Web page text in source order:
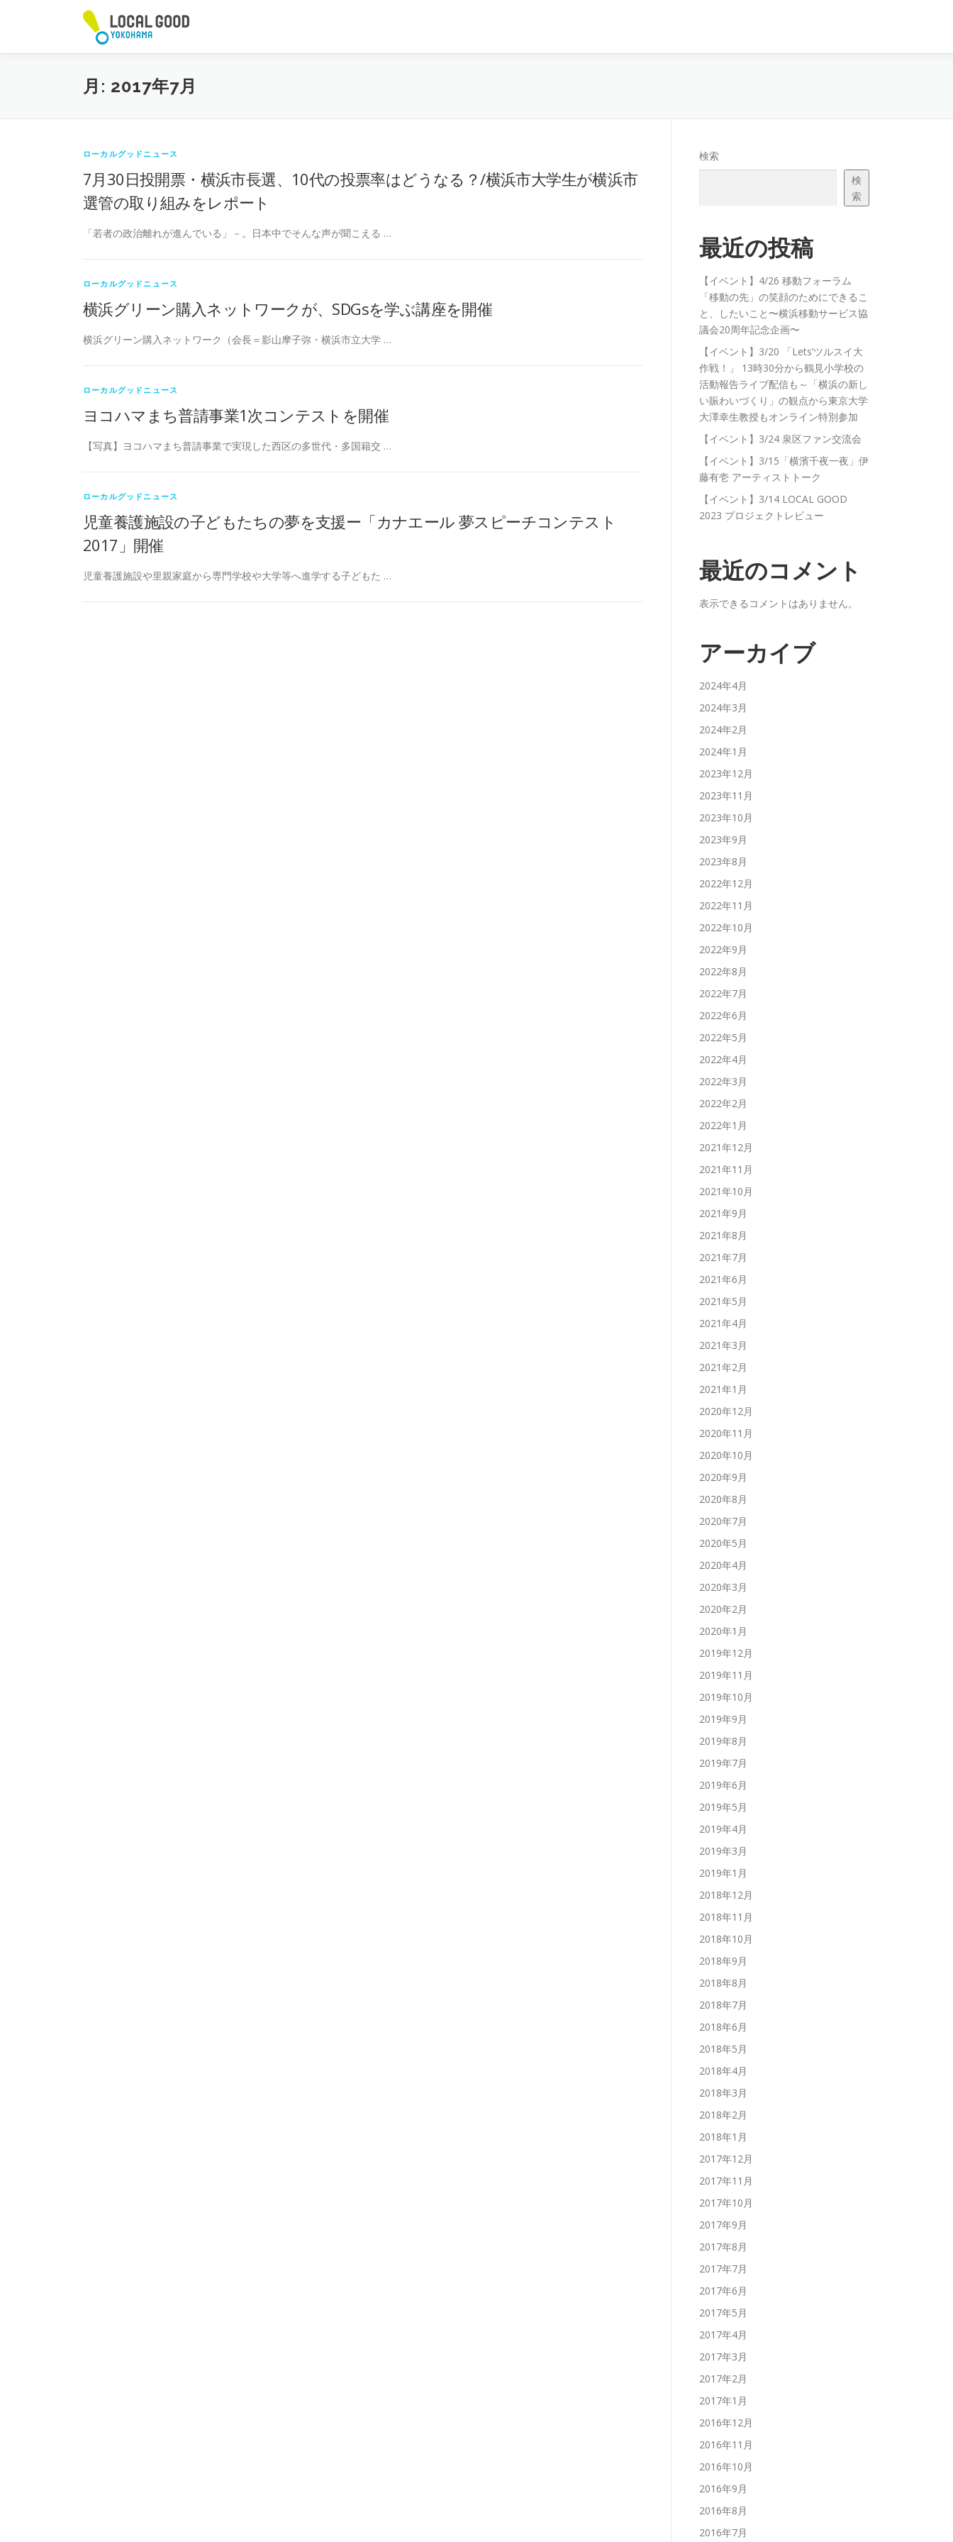
ン
月: 2017年7月
ローカルグッドニュース
7月30日投開票・横浜市長選、10代の投票率はどうなる？/横浜市大学生が横浜市
選管の取り組みをレポート
「若者の政治離れが進んでいる」－。日本中でそんな声が聞こえる …
ローカルグッドニュース
横浜グリーン購入ネットワークが、SDGsを学ぶ講座を開催
横浜グリーン購入ネットワーク（会長＝影山摩子弥・横浜市立大学 …
ローカルグッドニュース
ヨコハマまち普請事業1次コンテストを開催
【写真】ヨコハマまち普請事業で実現した西区の多世代・多国籍交 …
ローカルグッドニュース
児童養護施設の子どもたちの夢を支援ー「カナエール 夢スピーチコンテスト
2017」開催
児童養護施設や里親家庭から専門学校や大学等へ進学する子どもた …
検索
検
索
最近の投稿
【イベント】4/26 移動フォーラム
「移動の先」の笑顔のためにできるこ
と、したいこと〜横浜移動サービス協
議会20周年記念企画〜
【イベント】3/20 「Lets’ツルスイ大
作戦！」 13時30分から鶴見小学校の
活動報告ライブ配信も～「横浜の新し
い賑わいづくり」の観点から東京大学
大澤幸生教授もオンライン特別参加
【イベント】3/24 泉区ファン交流会
【イベント】3/15「横濱千夜一夜」伊
藤有壱 アーティストトーク
【イベント】3/14 LOCAL GOOD
2023 プロジェクトレビュー
最近のコメント
表示できるコメントはありません。
アーカイブ
2024年4月
2024年3月
2024年2月
2024年1月
2023年12月
2023年11月
2023年10月
2023年9月
2023年8月
2022年12月
2022年11月
2022年10月
2022年9月
2022年8月
2022年7月
2022年6月
2022年5月
2022年4月
2022年3月
2022年2月
2022年1月
2021年12月
2021年11月
2021年10月
2021年9月
2021年8月
2021年7月
2021年6月
2021年5月
2021年4月
2021年3月
2021年2月
2021年1月
2020年12月
2020年11月
2020年10月
2020年9月
2020年8月
2020年7月
2020年5月
2020年4月
2020年3月
2020年2月
2020年1月
2019年12月
2019年11月
2019年10月
2019年9月
2019年8月
2019年7月
2019年6月
2019年5月
2019年4月
2019年3月
2019年1月
2018年12月
2018年11月
2018年10月
2018年9月
2018年8月
2018年7月
2018年6月
2018年5月
2018年4月
2018年3月
2018年2月
2018年1月
2017年12月
2017年11月
2017年10月
2017年9月
2017年8月
2017年7月
2017年6月
2017年5月
2017年4月
2017年3月
2017年2月
2017年1月
2016年12月
2016年11月
2016年10月
2016年9月
2016年8月
2016年7月